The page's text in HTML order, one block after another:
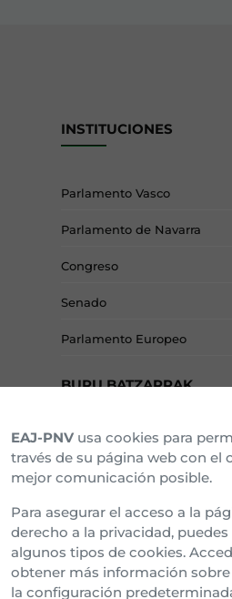
INSTITUCIONES
Parlamento Vasco
Parlamento de Navarra
Congreso
Senado
Parlamento Europeo
BURU BATZARRAK
Araba Buru Batzar
Bizkai Buru Batzar
Gipuzko Buru Batzar
Ipar Buru Batzar
Napar Buru Batzar
EAJ-PNV usa cookies para
través de su página web con el
mejor comunicación posible.
Para asegurar el acceso a la
derecho a la privacidad,
algunos tipos de cookies.
obtener más información
la configuración